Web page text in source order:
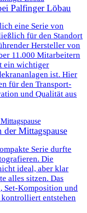
Palfinger Löbau
eine Serie von
für den Standort
Hersteller von
11.000 Mitarbeitern
ein wichtiger
ist. Hier
für den Transport-
und Qualität aus
Mittagspause
Serie durfte
Die
ideal, aber klar
alles sitzen. Das
Set-Komposition und
entstehen